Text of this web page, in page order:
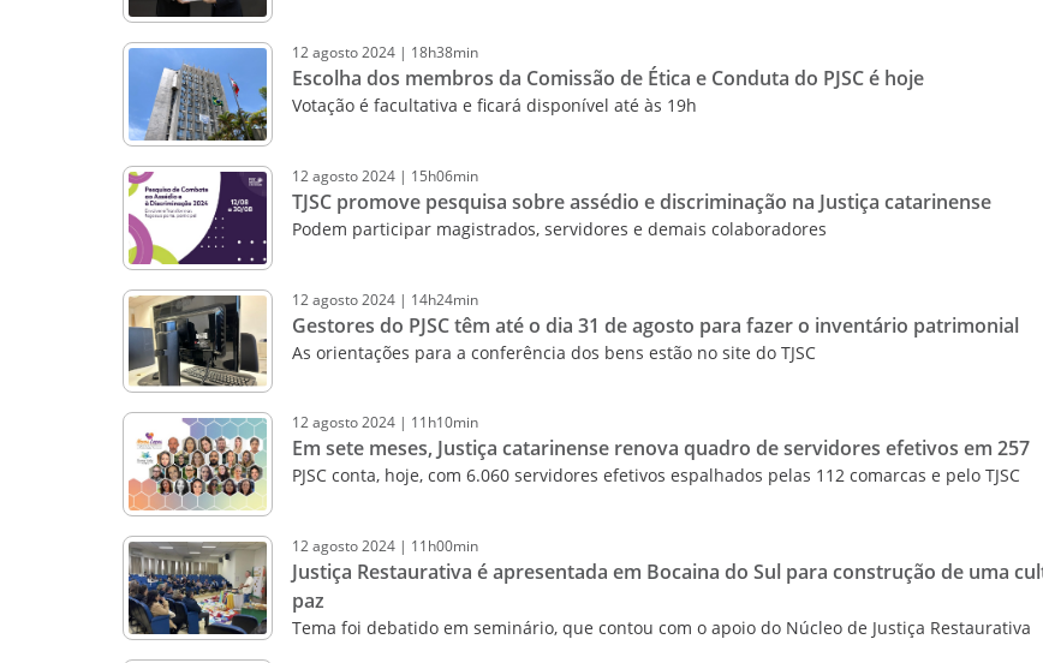
12agosto2024 | 18h38min
Escolha dos membros da Comissão de Ética e Conduta do PJSC é hoje
Votação é facultativa e ficará disponível até às 19h
12agosto2024 | 15h06min
TJSC promove pesquisa sobre assédio e discriminação na Justiça catarinense
Podem participar magistrados, servidores e demais colaboradores
12agosto2024 | 14h24min
Gestores do PJSC têm até o dia 31 de agosto para fazer o inventário patrimonial
As orientações para a conferência dos bens estão no site do TJSC
12agosto2024 | 11h10min
Em sete meses, Justiça catarinense renova quadro de servidores efetivos em 257
PJSC conta, hoje, com 6.060 servidores efetivos espalhados pelas 112 comarcas e pelo TJSC
12agosto2024 | 11h00min
Justiça Restaurativa é apresentada em Bocaina do Sul para construção de uma
paz
Tema foi debatido em seminário, que contou com o apoio do Núcleo de Justiça Restaurativa